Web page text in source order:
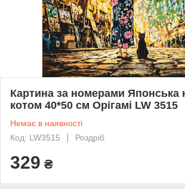
Картина за номерами Японська
котом 40*50 см Орігамі LW 3515
Немає в наявності
Код: LW3515
Роздріб
329 ₴